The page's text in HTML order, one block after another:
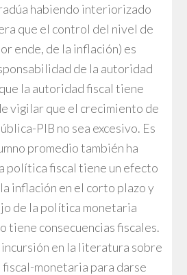
habiendo interiorizado
que el control del nivel de
ende, de la inflación) es
de la autoridad
la autoridad fiscal tiene
vigilar que el crecimiento de
PIB no sea excesivo. Es
promedio también ha
política fiscal tiene un efecto
inflación en el corto plazo y
de la política monetaria
tiene consecuencias fiscales.
incursión en la literatura sobre
monetaria para darse